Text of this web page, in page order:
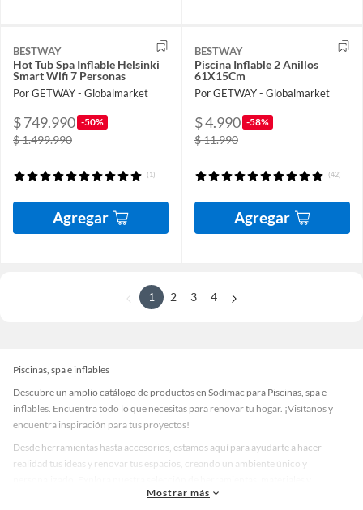
BESTWAY
Hot Tub Spa Inflable Helsinki
Smart Wifi 7 Personas
Por GETWAY - Globalmarket
$ 749.990 -50%
$ 1.499.990
(1)
Agregar
BESTWAY
Piscina Inflable 2 Anillos
61X15Cm
Por GETWAY - Globalmarket
$ 4.990 -58%
$ 11.990
(42)
Agregar
1 2 3 4
Piscinas, spa e inflables
Descubre un amplio catálogo de productos en Sodimac para Piscinas, spa e
inflables. Encuentra todo lo que necesitas para renovar tu hogar. ¡Visítanos y
encuentra inspiración para tus proyectos!
Desde herramientas hasta accesorios, estamos aquí para ayudarte a hacer
realidad tus ideas y renovar tus espacios, creando un ambiente único y
accesorios de calidad que te ayudarán a crear un espacio más tú.
Mostrar más